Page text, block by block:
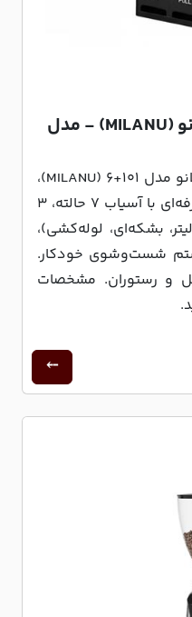
قهوه ساز اتوماتیک میلانو (MILANU) - مدل
خرید قهوه ساز اتوماتیک میلانو مدل ۱۰۱+۶ (MILANU)،
یک اسپرسو ساز صنعتی و حرفه‌ای با آسیاب ۷ حالته، ۳
روش تأمین آب (مخزن ۳.۵ لیتر، بشکه‌ای، لوله‌کشی)،
شست‌وشوی خودکار.
و رستوران. مشخصات